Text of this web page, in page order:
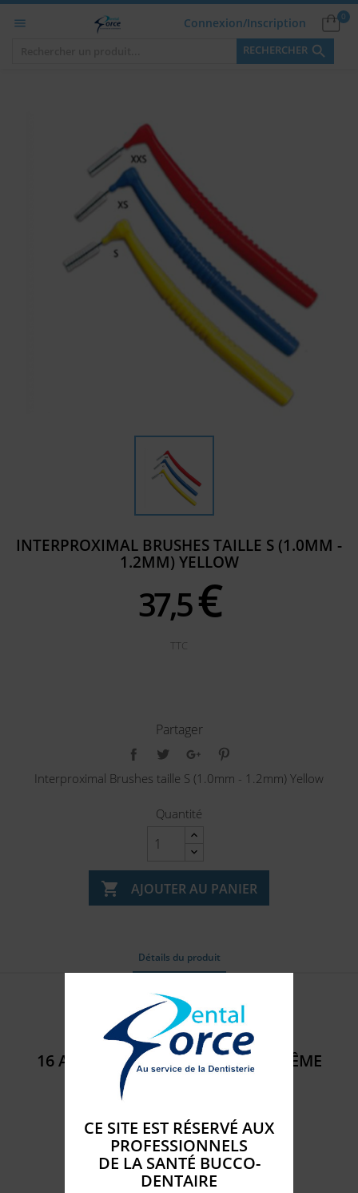
 0
Connexion/Inscription
RECHERCHER 
INTERPROXIMAL BRUSHES TAILLE S (1.0MM -
1.2MM) YELLOW
37,5€
TTC
Partager
Interproximal Brushes taille S (1.0mm - 1.2mm) Yellow
Quantité
 AJOUTER AU PANIER
Détails du produit
Référence
16 AUTRES PRODUITS DANS LA MÊME
CATÉGORIE :
CE SITE EST RÉSERVÉ AUX
PROFESSIONNELS
DE LA SANTÉ BUCCO-
DENTAIRE